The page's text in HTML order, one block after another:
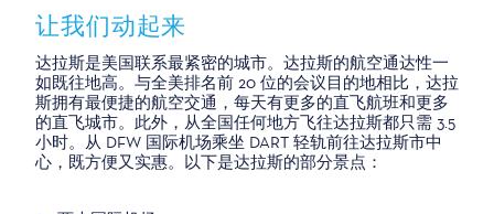
让我们动起来
达拉斯是美国联系最紧密的城市。达拉斯的航空通达性一
如既往地高。与全美排名前 20 位的会议目的地相比，达拉
斯拥有最便捷的航空交通，每天有更多的直飞航班和更多
的直飞城市。此外，从全国任何地方飞往达拉斯都只需 3.5
小时。从 DFW 国际机场乘坐 DART 轻轨前往达拉斯市中
心，既方便又实惠。以下是达拉斯的部分景点：